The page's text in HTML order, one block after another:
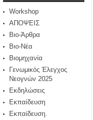
Workshop
ΑΠΟΨΕΙΣ
Βιο-Άρθρα
Βιο-Νέα
Βιομηχανία
Γενωμικός Έλεγχος
Νεογνών 2025
Εκδηλώσεις
Εκπαίδευση
Εκπαίδευση.